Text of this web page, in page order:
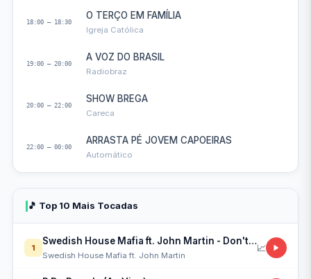
18:00 — 18:30
O TERÇO EM FAMÍLIA
Igreja Católica
19:00 — 20:00
A VOZ DO BRASIL
Radiobraz
20:00 — 22:00
SHOW BREGA
Careca
22:00 — 00:00
ARRASTA PÉ JOVEM CAPOEIRAS
Automático
🎵 Top 10 Mais Tocadas
1
Swedish House Mafia ft. John Martin - Don't You Worry Child
Swedish House Mafia ft. John Martin
📈